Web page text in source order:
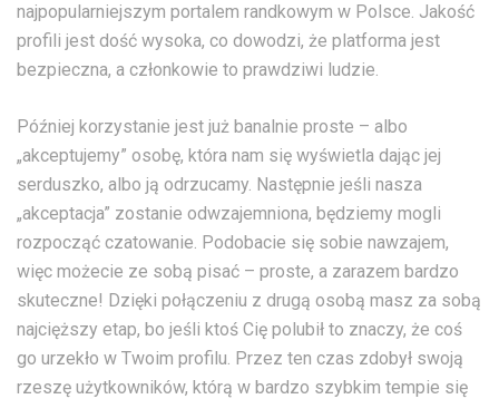
najpopularniejszym portalem randkowym w Polsce. Jakość
profili jest dość wysoka, co dowodzi, że platforma jest
bezpieczna, a członkowie to prawdziwi ludzie.
Później korzystanie jest już banalnie proste – albo
„akceptujemy” osobę, która nam się wyświetla dając jej
serduszko, albo ją odrzucamy. Następnie jeśli nasza
„akceptacja” zostanie odwzajemniona, będziemy mogli
rozpocząć czatowanie. Podobacie się sobie nawzajem,
więc możecie ze sobą pisać – proste, a zarazem bardzo
skuteczne! Dzięki połączeniu z drugą osobą masz za sobą
najcięższy etap, bo jeśli ktoś Cię polubił to znaczy, że coś
go urzekło w Twoim profilu. Przez ten czas zdobył swoją
rzeszę użytkowników, którą w bardzo szybkim tempie się